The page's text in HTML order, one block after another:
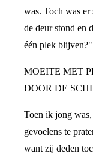
was. Toch was
de deur stond en
één plek blijven?"
MOEITE MET
DOOR DE
Toen ik jong
gevoelens te
want zij deden